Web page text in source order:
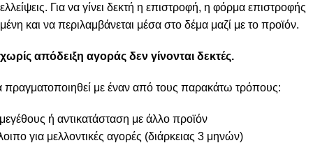
Για να γίνει δεκτή η επιστροφή, η φόρμα επιστροφής
και να περιλαμβάνεται μέσα στο δέμα μαζί με το προϊόν.
απόδειξη αγοράς δεν γίνονται δεκτές.
πραγματοποιηθεί με έναν από τους παρακάτω τρόπους:
ή αντικατάσταση με άλλο προϊόν
για μελλοντικές αγορές (διάρκειας 3 μηνών)